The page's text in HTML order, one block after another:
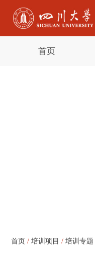
首页
首页 / 培训项目 / 培训专题